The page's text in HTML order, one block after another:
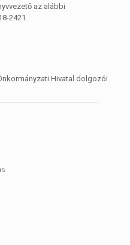
az alábbi
2421.
Hivatal dolgozói